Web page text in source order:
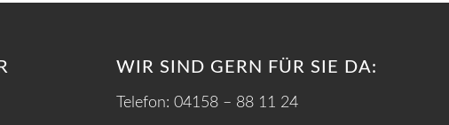
WIR SIND GERN FÜR SIE DA:
Telefon: 04158 – 88 11 24